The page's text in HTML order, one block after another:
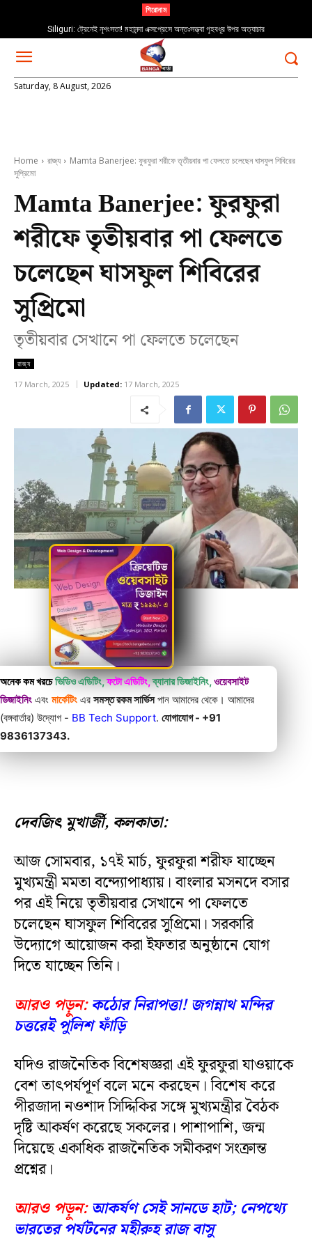
শিরোনাম
Siliguri: ট্রেনেই নৃশংসতা! মহানন্দা এক্সপ্রেসে অন্তঃসত্ত্বা গৃহবধূর উপর অত্যাচার
Saturday, 8 August, 2026
Home রাজ্য
Mamta Banerjee: ফুরফুরা শরীফে তৃতীয়বার পা ফেলতে চলেছেন ঘাসফুল শিবিরের
সুপ্রিমো
Mamta Banerjee: ফুরফুরা
শরীফে তৃতীয়বার পা ফেলতে
চলেছেন ঘাসফুল শিবিরের
সুপ্রিমো
তৃতীয়বার সেখানে পা ফেলতে চলেছেন
রাজ্য
17 March, 2025 Updated: 17 March, 2025
অনেক কম খরচে ভিডিও এডিটিং,ফটো এডিটিং,ব্যানার ডিজাইনিং,ওয়েবসাইট
ডিজাইনিং এবং মার্কেটিং এর সমস্ত রকম সার্ভিসপান আমাদের থেকে। আমাদের
(বঙ্গবার্তার) উদ্যোগ - BB Tech Support. যোগাযোগ - +91
9836137343.
দেবজিৎ মুখার্জী, কলকাতা:
আজ সোমবার, ১৭ই মার্চ, ফুরফুরা শরীফ যাচ্ছেন
মুখ্যমন্ত্রী মমতা বন্দ্যোপাধ্যায়। বাংলার মসনদে বসার
পর এই নিয়ে তৃতীয়বার সেখানে পা ফেলতে
চলেছেন ঘাসফুল শিবিরের সুপ্রিমো। সরকারি
উদ্যোগে আয়োজন করা ইফতার অনুষ্ঠানে যোগ
দিতে যাচ্ছেন তিনি।
আরও পড়ুন: কঠোর নিরাপত্তা! জগন্নাথ মন্দির
চত্তরেই পুলিশ ফাঁড়ি
যদিও রাজনৈতিক বিশেষজ্ঞরা এই ফুরফুরা যাওয়াকে
বেশ তাৎপর্যপূর্ণ বলে মনে করছেন। বিশেষ করে
পীরজাদা নওশাদ সিদ্দিকির সঙ্গে মুখ্যমন্ত্রীর বৈঠক
দৃষ্টি আকর্ষণ করেছে সকলের। পাশাপাশি, জন্ম
দিয়েছে একাধিক রাজনৈতিক সমীকরণ সংক্রান্ত
প্রশ্নের।
আরও পড়ুন: আকর্ষণ সেই সানডে হাট; নেপথ্যে
ভারতের পর্যটনের মহীরুহ রাজ বাসু